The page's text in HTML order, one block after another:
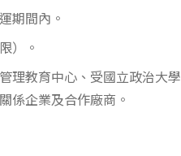
期間內。
）。
理教育中心、受國立政治
係企業及合作廠商。